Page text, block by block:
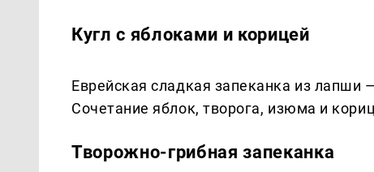
Кугл с яблоками и корицей
Еврейская сладкая запеканка из лапши
Сочетание яблок, творога, изюма и
Творожно-грибная запеканка